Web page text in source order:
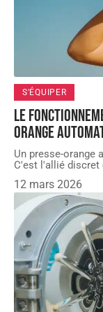
S'ÉQUIPER
Le
orange
Un presse-orange
C'est l'allié discret
12 mars 2026